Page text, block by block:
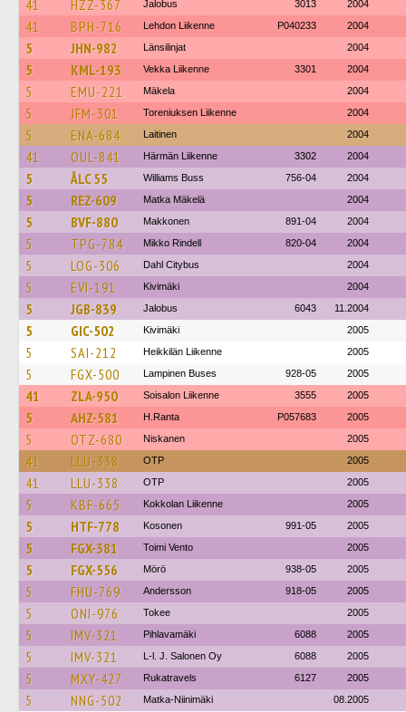
41 HZZ-367 Jalobus 3013 2004
41 BPH-716 Lehdon Liikenne P040233 2004
5 JHN-982 Länsilinjat 2004
5 KML-193 Vekka Liikenne 3301 2004
5 EMU-221 Mäkela 2004
5 JFM-301 Toreniuksen Liikenne 2004
5 ENA-684 Laitinen 2004
41 OUL-841 Härmän Liikenne 3302 2004
5 ÅLC 55 Williams Buss 756-04 2004
5 REZ-609 Matka Mäkelä 2004
5 BVF-880 Makkonen 891-04 2004
5 TPG-784 Mikko Rindell 820-04 2004
5 LOG-306 Dahl Citybus 2004
5 EVI-191 Kivimäki 2004
5 JGB-839 Jalobus 6043 11.2004
5 GIC-502 Kivimäki 2005
5 SAI-212 Heikkilän Liikenne 2005
5 FGX-500 Lampinen Buses 928-05 2005
41 ZLA-950 Soisalon Liikenne 3555 2005
5 AHZ-581 H.Ranta P057683 2005
5 OTZ-680 Niskanen 2005
41 LLU-338 OTP 2005
41 LLU-338 OTP 2005
5 KBF-665 Kokkolan Liikenne 2005
5 HTF-778 Kosonen 991-05 2005
5 FGX-381 Toimi Vento 2005
5 FGX-556 Mörö 938-05 2005
5 FHU-769 Andersson 918-05 2005
5 ONI-976 Tokee 2005
5 IMV-321 Pihlavamäki 6088 2005
5 IMV-321 L-l. J. Salonen Oy 6088 2005
5 MXY-427 Rukatravels 6127 2005
5 NNG-502 Matka-Niinimäki 08.2005